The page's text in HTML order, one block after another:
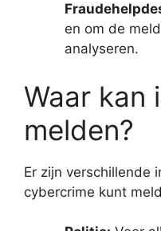
en om de
analyseren.
Waar kan
melden?
Er zijn verschillende
cybercrime kunt